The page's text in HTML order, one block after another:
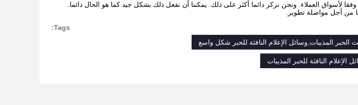
لأسواق العملاء.
ونحن نركز دائما أكثر على ذلك.
يمكننا أن نفعل ذلك بشكل جيد كما هو الحال دائما.
من أجل مواصلة تطوير.
Tags:
الحبر المذيبات,وسائل الإعلام النافثة للحبر شكل واسع
النافثة للحبر المذيبات